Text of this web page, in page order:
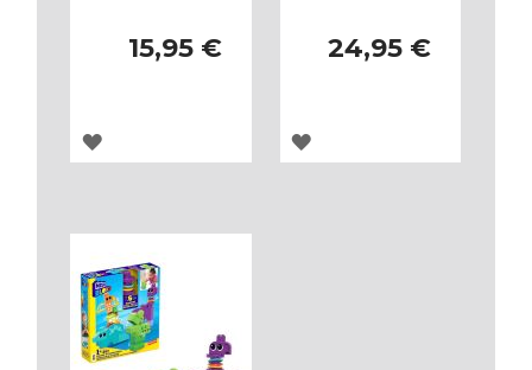
15,95 €
AGREGAR
FAVORITOS
24,95 €
AGREGAR